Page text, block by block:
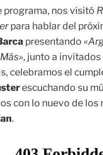
programa, nos visitó
para hablar del
presentando
, junto a invitados
celebramos el
escuchando su
con lo nuevo de los
.